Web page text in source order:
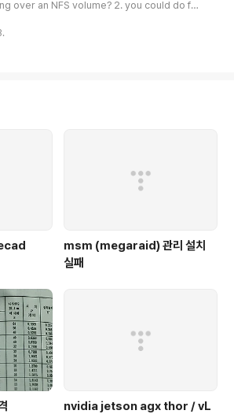
over an NFS volume? 2. you could do fin
검색해봤더니 -rwxr--r-- 1 morpheuz dev 12
다. [출처 : http://www.unix.com/s..
msm (megaraid) 관리 설치
실패
nvidia jetson agx thor / vL